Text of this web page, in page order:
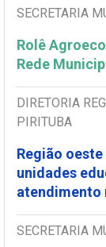
SECRETARIA
Rolê
Rede
DIRETORIA
PIRITUBA
Região oeste
unidades
atendimento
SECRETARIA